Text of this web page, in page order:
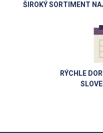
ŠIROKÝ SORTIMENT
RÝCHLE